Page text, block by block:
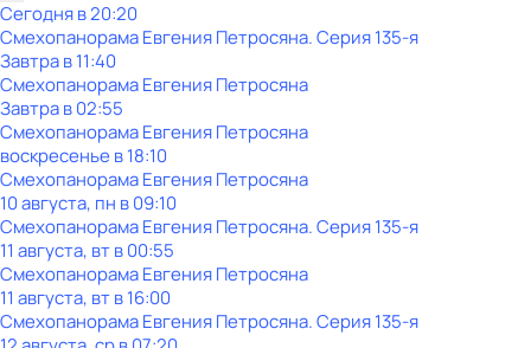
Сегодня в 20:20
Смехопанорама Евгения Петросяна. Серия 135-я
Завтра в 11:40
Смехопанорама Евгения Петросяна
Завтра в 02:55
Смехопанорама Евгения Петросяна
воскресенье в18:10
Смехопанорама Евгения Петросяна
10 августа, пн в 09:10
Смехопанорама Евгения Петросяна. Серия 135-я
11 августа, вт в 00:55
Смехопанорама Евгения Петросяна
11 августа, вт в 16:00
Смехопанорама Евгения Петросяна. Серия 135-я